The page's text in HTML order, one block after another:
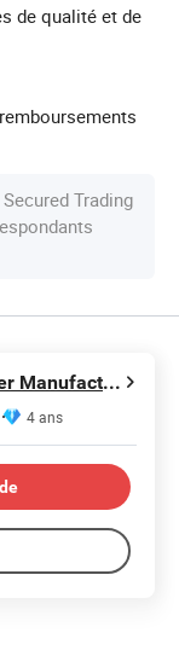
de qualité et de
Trading
Henan Taiguo Boiler Manufacturing Co., Ltd.
4 ans